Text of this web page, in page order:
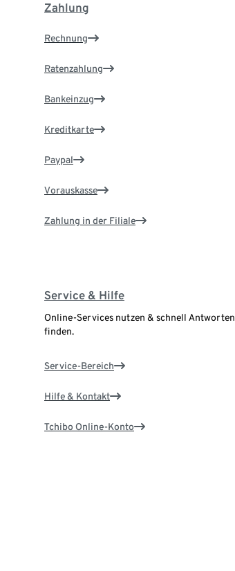
Zahlung
Rechnung
Ratenzahlung
Bankeinzug
Kreditkarte
Paypal
Vorauskasse
Zahlung in der Filiale
Service & Hilfe
Online-Services nutzen & schnell Antworten
finden.
Service-Bereich
Hilfe & Kontakt
Tchibo Online-Konto